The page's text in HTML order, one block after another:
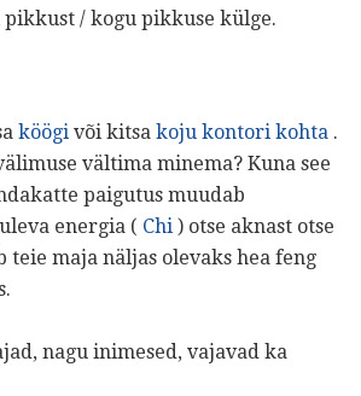
/ kogu pikkuse külge.
köögi või kitsa koju kontori kohta .
vältima minema? Kuna see
paigutus muudab
energia ( Chi ) otse aknast otse
teie maja näljas olevaks hea feng
nagu inimesed, vajavad ka